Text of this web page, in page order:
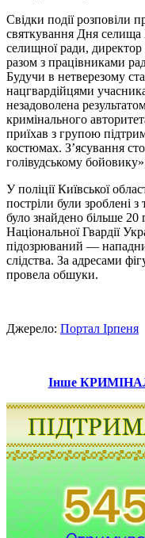
Свідки події розповіли
святкування Дня селища
селищної ради, директор
разом з працівниками
Будучи в нетверезому
нацгвардійцями
незадоволена
кримінального
приїхав з групою
костюмах. З’ясування
голівудському
У поліції Київської
постріли були зроблені
було знайдено більше 20
Національної Гвардії
підозрюваний —
слідства. За адресами
провела обшуки.
Джерело: Портал Ірпеня
Інше